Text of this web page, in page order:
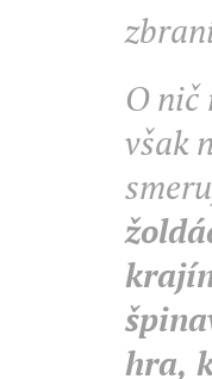
O nič
však
hra,